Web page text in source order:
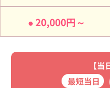
20,000円～
【当
最短当日